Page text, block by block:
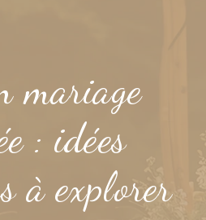
mariage
: idées
à explorer